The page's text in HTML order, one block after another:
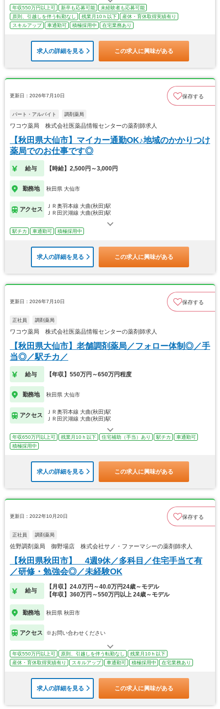
年収550万円以上可 新卒も応募可能
未経験者も応募可能
原則、引越しを伴う転勤なし
残業月10ｈ以下
産休・育休取得実績有り
スキルアップ
車通勤可 積極採用中 在宅業務あり
求人の詳細を見る この求人に興味がある
更新日：2026年7月10日 保存する
パート・アルバイト 調剤薬局
ワコウ薬局 株式会社医薬品情報センターの薬剤師求人
【秋田県大仙市】マイカー通勤OK♪地域のかかりつけ
薬局でのお仕事です◎
給与 【時給】2,500円～3,000円
勤務地 秋田県 大仙市
アクセス
ＪＲ奥羽本線 大曲(秋田)駅
ＪＲ田沢湖線 大曲(秋田)駅
駅チカ 車通勤可 積極採用中
求人の詳細を見る この求人に興味がある
更新日：2026年7月10日 保存する
正社員 調剤薬局
ワコウ薬局 株式会社医薬品情報センターの薬剤師求人
【秋田県大仙市】老舗調剤薬局／フォロー体制◎／手
当◎／駅チカ／
給与 【年収】550万円～650万円程度
勤務地 秋田県 大仙市
アクセス
ＪＲ奥羽本線 大曲(秋田)駅
ＪＲ田沢湖線 大曲(秋田)駅
年収650万円以上可 残業月10ｈ以下 住宅補助（手当）あり 駅チカ
車通勤可
積極採用中
求人の詳細を見る この求人に興味がある
更新日：2022年10月20日 保存する
正社員 調剤薬局
佐野調剤薬局 御野場店 株式会社サノ・ファーマシーの薬剤師求人
【秋田県秋田市】 4週9休／多科目／住宅手当て有
／研修・勉強会◎／未経験OK
給与
【月収】24.0万円～40.0万円24歳～モデル
【年収】360万円～550万円以上 24歳～モデル
勤務地 秋田県 秋田市
アクセス ※お問い合わせください
年収550万円以上可 原則、引越しを伴う転勤なし
残業月10ｈ以下
産休・育休取得実績有り
スキルアップ 車通勤可 積極採用中 在宅業務あり
求人の詳細を見る この求人に興味がある